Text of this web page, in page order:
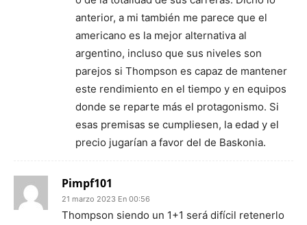
anterior, a mi también me parece que el
americano es la mejor alternativa al
argentino, incluso que sus niveles son
parejos si Thompson es capaz de mantener
este rendimiento en el tiempo y en equipos
donde se reparte más el protagonismo. Si
esas premisas se cumpliesen, la edad y el
precio jugarían a favor del de Baskonia.
Pimpf101
21 marzo 2023 En 00:56
Thompson siendo un 1+1 será difícil retenerlo